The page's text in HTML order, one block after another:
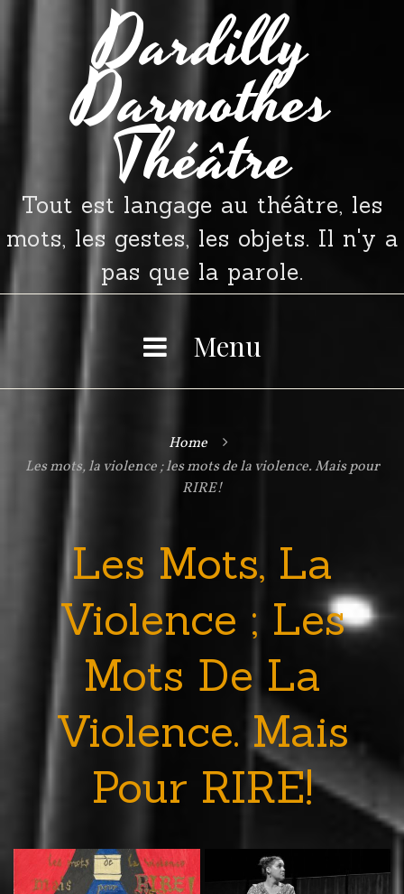
content Dardilly
Darmothes
Théâtre
Tout est langage au théâtre, les
mots, les gestes, les objets. Il n'y a
pas que la parole.
Menu
Home 
Les mots, la violence ; les mots de la violence. Mais pour
RIRE!
Les Mots, La
Violence ; Les
Mots De La
Violence. Mais
Pour RIRE!